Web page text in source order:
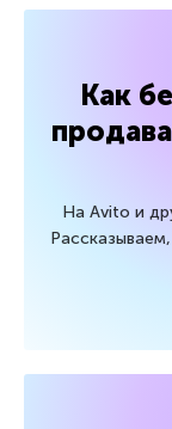
Как
На Avito и